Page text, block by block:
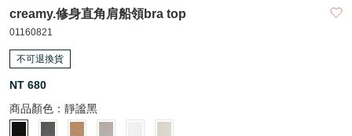
creamy.修身直角肩船領bra top
01160821
不可退換貨
NT 680
商品顏色： 靜謐黑